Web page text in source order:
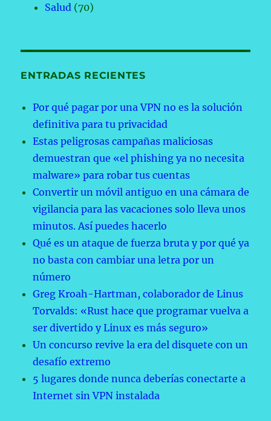
Salud (70)
ENTRADAS RECIENTES
Por qué pagar por una VPN no es la solución
definitiva para tu privacidad
Estas peligrosas campañas maliciosas
demuestran que «el phishing ya no necesita
malware» para robar tus cuentas
Convertir un móvil antiguo en una cámara de
vigilancia para las vacaciones solo lleva unos
minutos. Así puedes hacerlo
Qué es un ataque de fuerza bruta y por qué ya
no basta con cambiar una letra por un
número
Greg Kroah-Hartman, colaborador de Linus
Torvalds: «Rust hace que programar vuelva a
ser divertido y Linux es más seguro»
Un concurso revive la era del disquete con un
desafío extremo
5 lugares donde nunca deberías conectarte a
Internet sin VPN instalada